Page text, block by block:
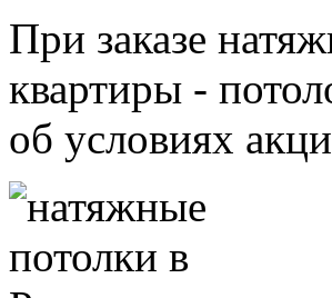
При заказе
квартиры -
об условиях